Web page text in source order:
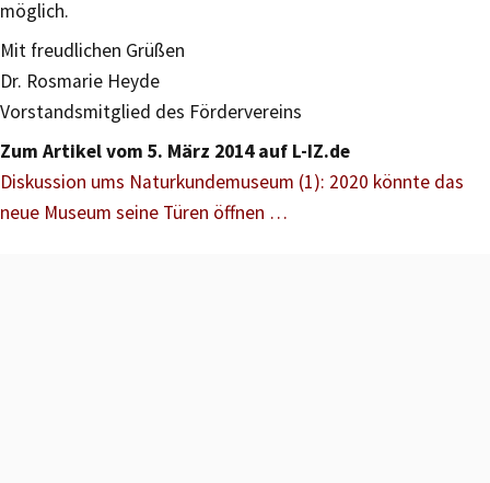
möglich.
Mit freudlichen Grüßen
Dr. Rosmarie Heyde
Vorstandsmitglied des Fördervereins
Zum Artikel vom 5. März 2014 auf L-IZ.de
Diskussion ums Naturkundemuseum (1): 2020 könnte das
neue Museum seine Türen öffnen …